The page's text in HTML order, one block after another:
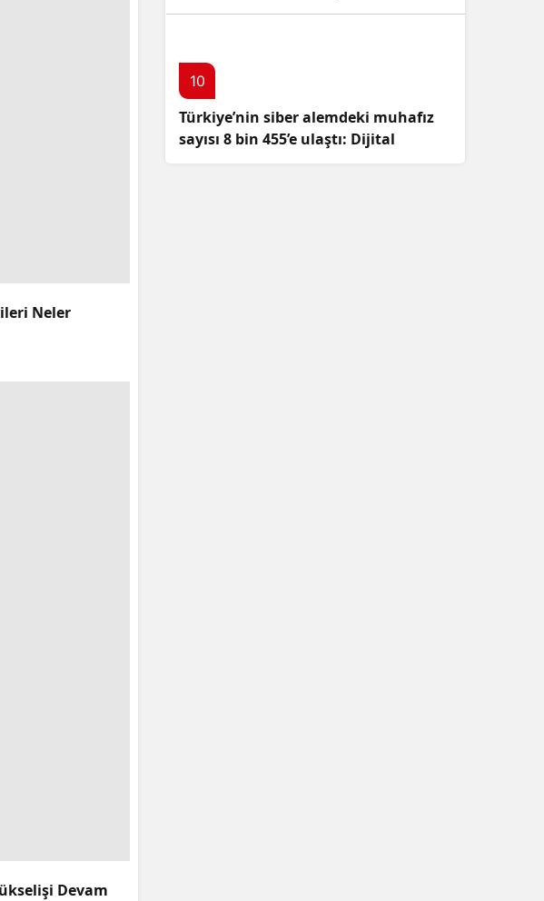
Neler
Devam
başlıyor!
10
Türkiye’nin siber alemdeki muhafız
sayısı 8 bin 455’e ulaştı: Dijital